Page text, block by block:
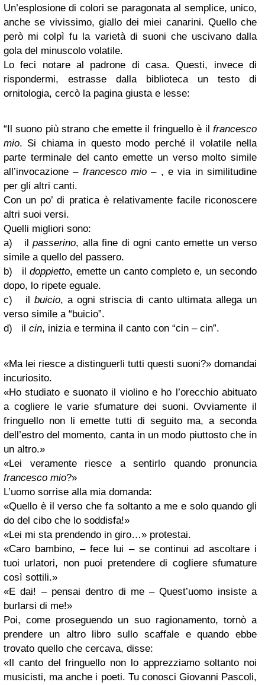
Un’esplosione di colori se paragonata al semplice, unico,
anche se vivissimo, giallo dei miei canarini. Quello che
però mi colpì fu la varietà di suoni che uscivano dalla
gola del minuscolo volatile.
Lo feci notare al padrone di casa. Questi, invece di
rispondermi, estrasse dalla biblioteca un testo di
ornitologia, cercò la pagina giusta e lesse:
“Il suono più strano che emette il fringuello è il francesco
mio. Si chiama in questo modo perché il volatile nella
parte terminale del canto emette un verso molto simile
all’invocazione – francesco mio – , e via in similitudine
per gli altri canti.
Con un po’ di pratica è relativamente facile riconoscere
altri suoi versi.
Quelli migliori sono:
a) il passerino, alla fine di ogni canto emette un verso
simile a quello del passero.
b) ildoppietto, emette un canto completo e, un secondo
dopo, lo ripete eguale.
c) il buicio, a ogni striscia di canto ultimata allega un
verso simile a “buicio”.
d) il cin, inizia e termina il canto con “cin – cin”.
«Ma lei riesce a distinguerli tutti questi suoni?» domandai
incuriosito.
«Ho studiato e suonato il violino e ho l’orecchio abituato
a cogliere le varie sfumature dei suoni. Ovviamente il
fringuello non li emette tutti di seguito ma, a seconda
dell’estro del momento, canta in un modo piuttosto che in
un altro.»
«Lei veramente riesce a sentirlo quando pronuncia
francesco mio?»
L’uomo sorrise alla mia domanda:
«Quello è il verso che fa soltanto a me e solo quando gli
do del cibo che lo soddisfa!»
«Lei mi sta prendendo in giro…» protestai.
«Caro bambino, – fece lui – se continui ad ascoltare i
tuoi urlatori, non puoi pretendere di cogliere sfumature
così sottili.»
«E dai! – pensai dentro di me – Quest’uomo insiste a
burlarsi di me!»
Poi, come proseguendo un suo ragionamento, tornò a
prendere un altro libro sullo scaffale e quando ebbe
trovato quello che cercava, disse:
«Il canto del fringuello non lo apprezziamo soltanto noi
musicisti, ma anche i poeti. Tu conosci Giovanni Pascoli,